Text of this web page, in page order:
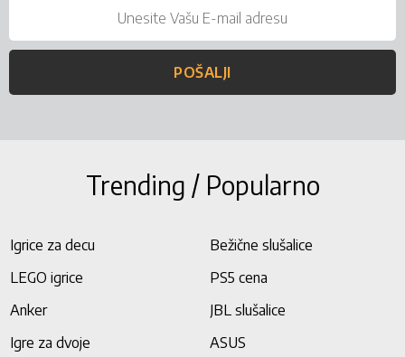
POŠALJI
Trending / Popularno
Igrice za decu
Bežične slušalice
LEGO igrice
PS5 cena
Anker
JBL slušalice
Igre za dvoje
ASUS